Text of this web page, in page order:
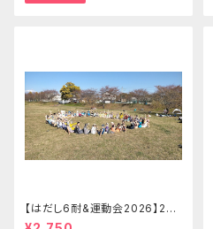
【はだし6耐&運動会2026】2-4
名リレーの部 はだし6耐＋運動